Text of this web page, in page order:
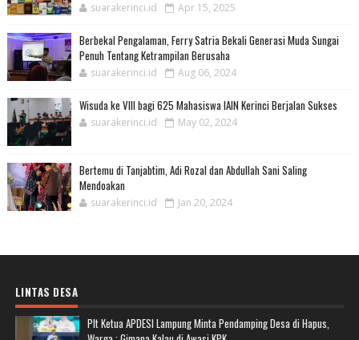
suarakerinci.id Apr 15, 2025
Berbekal Pengalaman, Ferry Satria Bekali Generasi Muda Sungai
Penuh Tentang Ketrampilan Berusaha
suarakerinci.id Aug 06, 2024
Wisuda ke VIII bagi 625 Mahasiswa IAIN Kerinci Berjalan Sukses
suarakerinci.id May 02, 2024
Bertemu di Tanjabtim, Adi Rozal dan Abdullah Sani Saling
Mendoakan
suarakerinci.id Jan 20, 2024
LINTAS DESA
Plt Ketua APDESI Lampung Minta Pendamping Desa di Hapus,